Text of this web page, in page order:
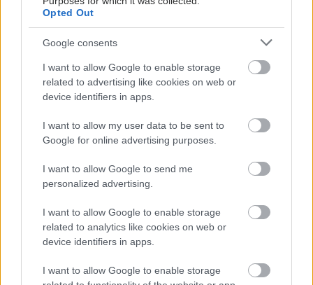
Opted Out
Google consents
I want to allow Google to enable storage
related to advertising like cookies on web or
device identifiers in apps.
I want to allow my user data to be sent to
Google for online advertising purposes.
I want to allow Google to send me
personalized advertising.
I want to allow Google to enable storage
related to analytics like cookies on web or
device identifiers in apps.
I want to allow Google to enable storage